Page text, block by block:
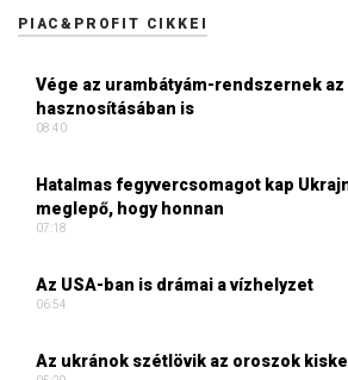
PIAC&PROFIT CIKKEI
Vége az urambátyám-rendszernek
hasznosításában is
08:40
Hatalmas fegyvercsomagot kap
meglepő, hogy honnan
07:18
Az USA-ban is drámai a vízhelyzet
06:54
Az ukránok szétlövik az oroszok